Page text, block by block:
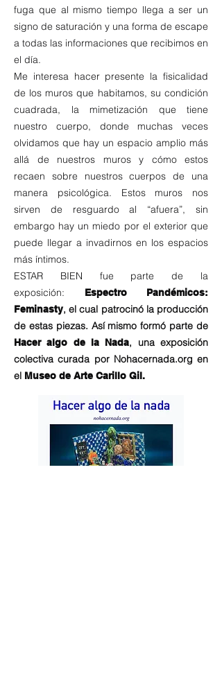
fuga que al mismo tiempo llega a ser un
signo de saturación y una forma de escape
a todas las informaciones que recibimos en
el día.
Me interesa hacer presente la fisicalidad
de los muros que habitamos, su condición
cuadrada, la mimetización que tiene
nuestro cuerpo, donde muchas veces
olvidamos que hay un espacio amplio más
allá de nuestros muros y cómo estos
recaen sobre nuestros cuerpos de una
manera psicológica. Estos muros nos
sirven de resguardo al “afuera”, sin
embargo hay un miedo por el exterior que
puede llegar a invadirnos en los espacios
más íntimos.
ESTAR BIEN fue parte de la
exposición:
Espectro Pandémicos:
Feminasty, el cual patrocinó la producción
de estas piezas. Así mismo formó parte de
Hacer algo de la Nada, una exposición
colectiva curada por Nohacernada.org en
el Museo de Arte Carillo Gil.